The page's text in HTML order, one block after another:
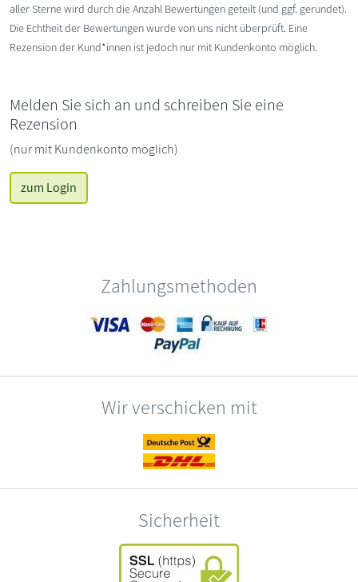
aller Sterne wird durch die Anzahl Bewertungen geteilt (und ggf. gerundet).
Die Echtheit der Bewertungen wurde von uns nicht überprüft. Eine
Rezension der Kund*innen ist jedoch nur mit Kundenkonto möglich.
Melden Sie sich an und schreiben Sie eine
Rezension
(nur mit Kundenkonto möglich)
zum Login
Zahlungsmethoden
Wir verschicken mit
Sicherheit